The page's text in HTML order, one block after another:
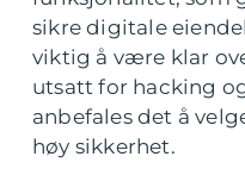
sikre digitale
viktig å være klar
utsatt for hacking
anbefales det å
høy sikkerhet.